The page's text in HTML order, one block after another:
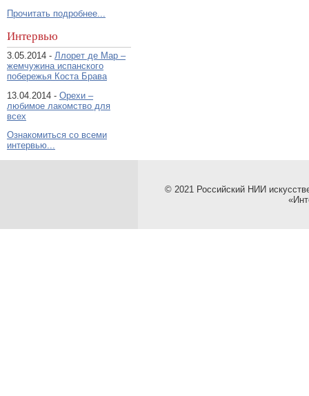
Прочитать подробнее...
Интервью
3.05.2014 - Ллорет де Мар –
жемчужина испанского
побережья Коста Брава
13.04.2014 - Орехи –
любимое лакомство для
всех
Ознакомиться со всеми
интервью...
© 2021 Российский НИИ